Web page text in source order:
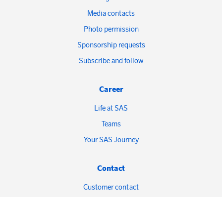
Media contacts
Photo permission
Sponsorship requests
Subscribe and follow
Career
Life at SAS
Teams
Your SAS Journey
Contact
Customer contact